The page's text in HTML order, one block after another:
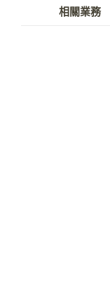
相關業務